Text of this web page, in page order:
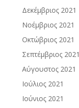
Δεκέμβριος 2021
Νοέμβριος 2021
Οκτώβριος 2021
Σεπτέμβριος 2021
Αύγουστος 2021
Ιούλιος 2021
Ιούνιος 2021